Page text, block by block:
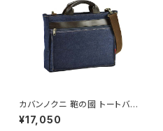
カバンノクニ 鞄の國 トートバッ
グ ショルダーバッグ 2way 井原
デニム 26725-3h メンズ ネイ
¥17,050